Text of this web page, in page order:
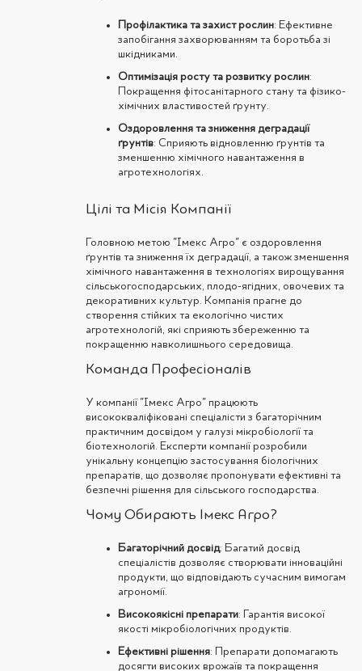
Профілактика та захист рослин: Ефективне
запобігання захворюванням та боротьба зі
шкідниками.
Оптимізація росту та розвитку рослин:
Покращення фітосанітарного стану та фізико-
хімічних властивостей ґрунту.
Оздоровлення та зниження деградації
ґрунтів: Сприяють відновленню ґрунтів та
зменшенню хімічного навантаження в
агротехнологіях.
Цілі та Місія Компанії
Головною метою "Імекс Агро" є оздоровлення
ґрунтів та зниження їх деградації, а також зменшення
хімічного навантаження в технологіях вирощування
сільськогосподарських, плодо-ягідних, овочевих та
декоративних культур. Компанія прагне до
створення стійких та екологічно чистих
агротехнологій, які сприяють збереженню та
покращенню навколишнього середовища.
Команда Професіоналів
У компанії "Імекс Агро" працюють
висококваліфіковані спеціалісти з багаторічним
практичним досвідом у галузі мікробіології та
біотехнологій. Експерти компанії розробили
унікальну концепцію застосування біологічних
препаратів, що дозволяє пропонувати ефективні та
безпечні рішення для сільського господарства.
Чому Обирають Імекс Агро?
Багаторічний досвід: Багатий досвід
спеціалістів дозволяє створювати інноваційні
продукти, що відповідають сучасним вимогам
агрономії.
Високоякісні препарати: Гарантія високої
якості мікробіологічних продуктів.
Ефективні рішення: Препарати допомагають
досягти високих врожаїв та покращення